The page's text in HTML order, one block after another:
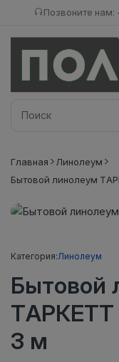
Позвоните нам:
Главная
Линолеум
Бытовой линолеум
Категория:Линолеум
Бытовой
ТАРКЕТТ
3 м